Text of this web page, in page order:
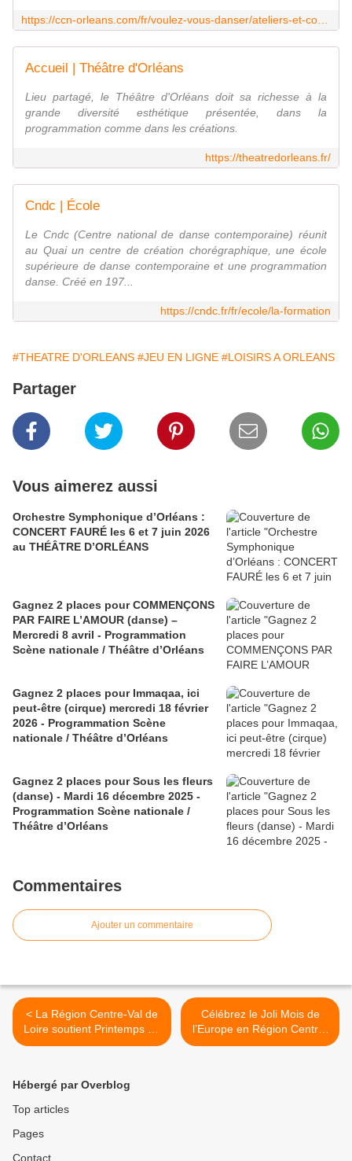
Accueil | Théâtre d'Orléans
Lieu partagé, le Théâtre d'Orléans doit sa richesse à la
grande diversité esthétique présentée, dans la
programmation comme dans les créations.
https://theatredorleans.fr/
Cndc | École
Le Cndc (Centre national de danse contemporaine) réunit
au Quai un centre de création chorégraphique, une école
supérieure de danse contemporaine et une programmation
danse. Créé en 197...
https://cndc.fr/fr/ecole/la-formation
#THEATRE D'ORLEANS #JEU EN LIGNE #LOISIRS A ORLEANS
Partager
Vous aimerez aussi
Orchestre Symphonique d’Orléans :
CONCERT FAURÉ les 6 et 7 juin 2026
au THÉÂTRE D’ORLÉANS
Gagnez 2 places pour COMMENÇONS
PAR FAIRE L’AMOUR (danse) –
Mercredi 8 avril - Programmation
Scène nationale / Théâtre d’Orléans
Gagnez 2 places pour Immaqaa, ici
peut-être (cirque) mercredi 18 février
2026 - Programmation Scène
nationale / Théâtre d’Orléans
Gagnez 2 places pour Sous les fleurs
(danse) - Mardi 16 décembre 2025 -
Programmation Scène nationale /
Théâtre d’Orléans
Commentaires
Ajouter un commentaire
< La Région Centre-Val de
Loire soutient Printemps de
Bourges Crédit Mutuel 2025
Célébrez le Joli Mois de
l’Europe en Région Centre-
Val de Loire du 1er au 31
Hébergé par Overblog
Top articles
Pages
Contact